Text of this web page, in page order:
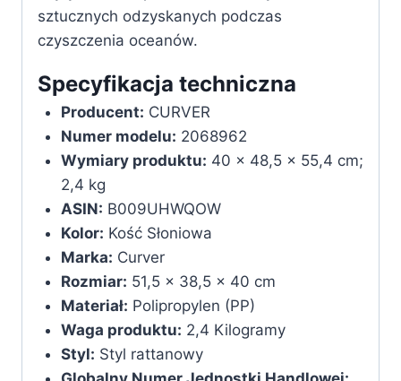
sztucznych odzyskanych podczas
czyszczenia oceanów.
Specyfikacja techniczna
Producent: ‎CURVER
Numer modelu: ‎2068962
Wymiary produktu: ‎40 x 48,5 x 55,4 cm;
2,4 kg
ASIN: ‎B009UHWQOW
Kolor: Kość Słoniowa
Marka: Curver
Rozmiar: 51,5 x 38,5 x 40 cm
Materiał: Polipropylen (PP)
Waga produktu: 2,4 Kilogramy
Styl: Styl rattanowy